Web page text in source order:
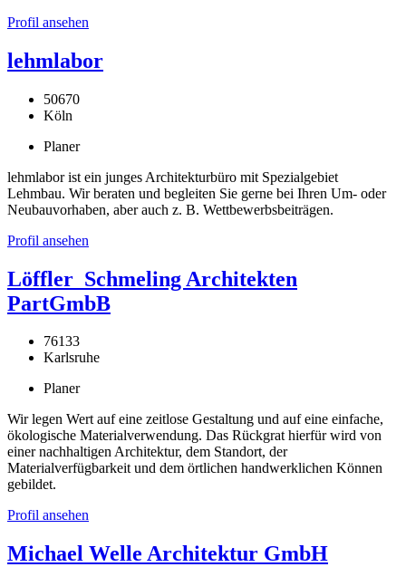
Profil ansehen
lehmlabor
50670
Köln
Planer
lehmlabor ist ein junges Architekturbüro mit Spezialgebiet
Lehmbau. Wir beraten und begleiten Sie gerne bei Ihren Um- oder
Neubauvorhaben, aber auch z. B. Wettbewerbsbeiträgen.
Profil ansehen
Löffler_Schmeling Architekten
PartGmbB
76133
Karlsruhe
Planer
Wir legen Wert auf eine zeitlose Gestaltung und auf eine einfache,
ökologische Materialverwendung. Das Rückgrat hierfür wird von
einer nachhaltigen Architektur, dem Standort, der
Materialverfügbarkeit und dem örtlichen handwerklichen Können
gebildet.
Profil ansehen
Michael Welle Architektur GmbH